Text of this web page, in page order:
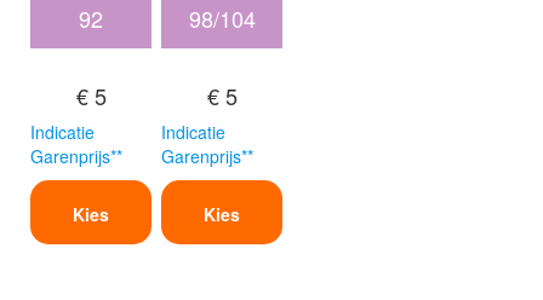
92
€ 5
Indicatie
Garenprijs**
Kies
98/104
€ 5
Indicatie
Garenprijs**
Kies